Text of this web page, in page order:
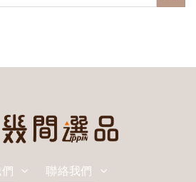
聯絡我們